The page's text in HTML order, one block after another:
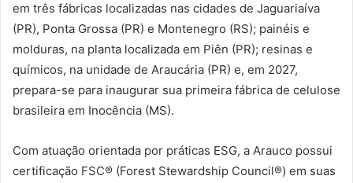
em três fábricas localizadas nas cidades de Jaguariaíva
(PR), Ponta Grossa (PR) e Montenegro (RS); painéis e
molduras, na planta localizada em Piên (PR); resinas e
químicos, na unidade de Araucária (PR) e, em 2027,
prepara-se para inaugurar sua primeira fábrica de celulose
brasileira em Inocência (MS).
Com atuação orientada por práticas ESG, a Arauco possui
certificação FSC® (Forest Stewardship Council®) em suas